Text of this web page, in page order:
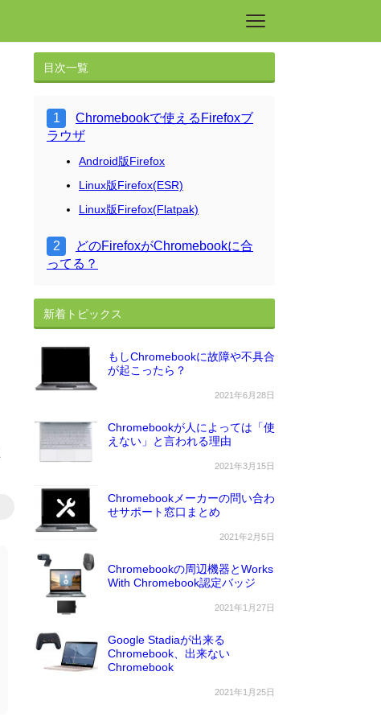
目次一覧
Chromebookで使えるFirefoxブ
ラウザ
Android版Firefox
Linux版Firefox(ESR)
Linux版Firefox(Flatpak)
どのFirefoxがChromebookに合
ってる？
新着トピックス
もしChromebookに故障や不具合
が起こったら？
2021年6月28日
Chromebookが人によっては「使
えない」と言われる理由
2021年3月15日
Chromebookメーカーの問い合わ
せサポート窓口まとめ
2021年2月5日
Chromebookの周辺機器とWorks
With Chromebook認定バッジ
2021年1月27日
Google Stadiaが出来る
Chromebook、出来ない
Chromebook
2021年1月25日